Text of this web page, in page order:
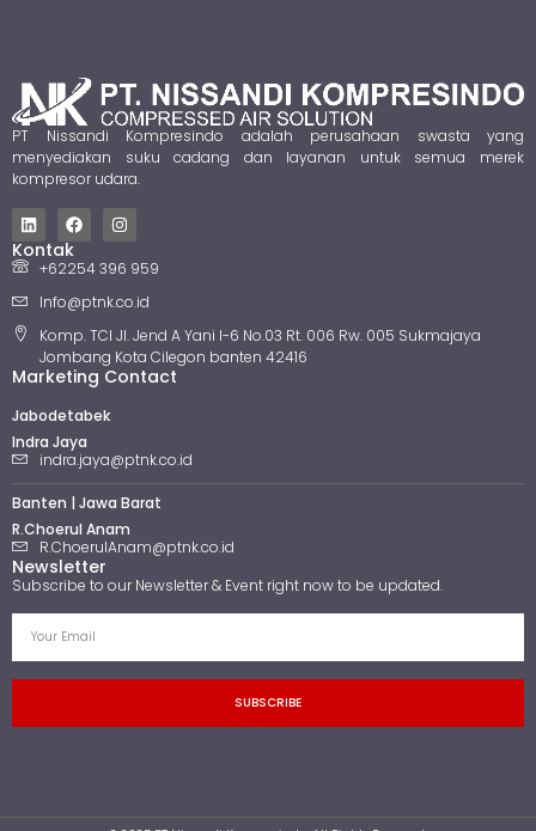
PT Nissandi Kompresindo adalah perusahaan swasta yang
menyediakan suku cadang dan layanan untuk semua merek
kompresor udara.
Kontak
+62254 396 959
Info@ptnk.co.id
Komp. TCI Jl. Jend A Yani I-6 No.03 Rt. 006 Rw. 005 Sukmajaya
Jombang Kota Cilegon banten 42416
Marketing Contact
Jabodetabek
Indra Jaya
indra.jaya@ptnk.co.id
Banten | Jawa Barat
R.Choerul Anam
R.ChoerulAnam@ptnk.co.id
Newsletter
Subscribe to our Newsletter & Event right now to be updated.
SUBSCRIBE